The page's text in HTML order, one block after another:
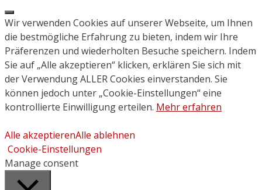
Close
Wir verwenden Cookies auf unserer Webseite, um Ihnen
die bestmögliche Erfahrung zu bieten, indem wir Ihre
Präferenzen und wiederholten Besuche speichern. Indem
Sie auf „Alle akzeptieren“ klicken, erklären Sie sich mit
der Verwendung ALLER Cookies einverstanden. Sie
können jedoch unter „Cookie-Einstellungen“ eine
kontrollierte Einwilligung erteilen. Mehr erfahren
Alle akzeptierenAlle ablehnen
Cookie-Einstellungen
Manage consent